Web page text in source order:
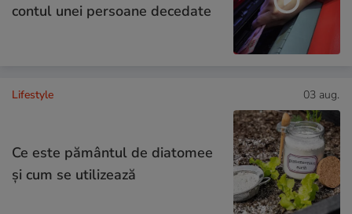
contul unei persoane decedate
Lifestyle 03 aug.
Ce este pământul de diatomee
și cum se utilizează